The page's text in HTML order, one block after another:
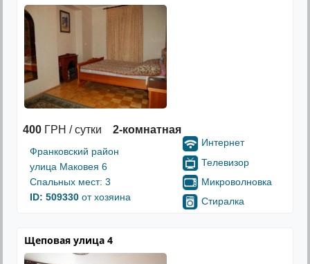
400 ГРН / сутки 2-комнатная
Франковский район
улица Маковея 6
Спальных мест: 3
ID: 509330 от хозяина
Интернет
Телевизор
Микроволновка
Стиралка
Щеповая улица 4